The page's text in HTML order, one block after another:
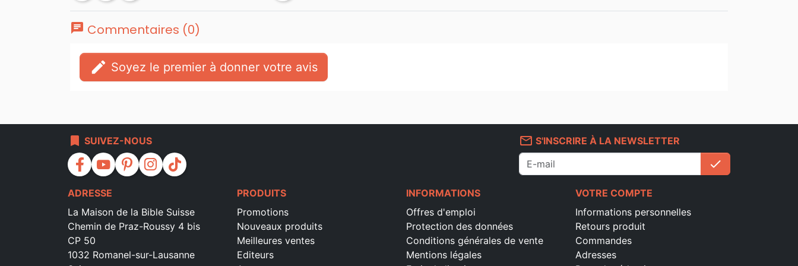
chat Commentaires (0)
edit Soyez le premier à donner votre avis
bookmark SUIVEZ-NOUS
facebook youtube pinterest instagram tiktok
mail_outline S'INSCRIRE À LA NEWSLETTER
check
ADRESSE
La Maison de la Bible Suisse
Chemin de Praz-Roussy 4 bis
CP 50
1032 Romanel-sur-Lausanne
PRODUITS
Promotions
Nouveaux produits
Meilleures ventes
Editeurs
INFORMATIONS
Offres d'emploi
Protection des données
Conditions générales de vente
Mentions légales
VOTRE COMPTE
Informations personnelles
Retours produit
Commandes
Adresses